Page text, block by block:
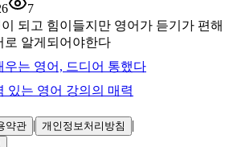
7
되고 힘이들지만 영어가 듣기가 편해
로 알게되어야한다
우는 영어, 드디어 통했다
있는 영어 강의의 매력
약관 | 개인정보처리방침 |